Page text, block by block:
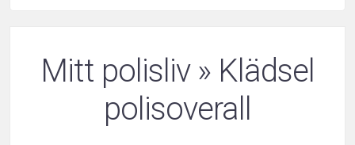
Mitt polisliv» Klädsel
polisoverall